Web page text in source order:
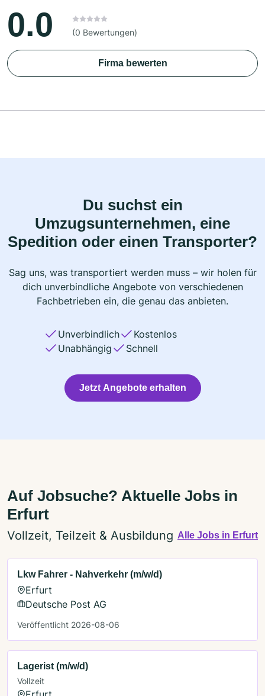
0.0 (0 Bewertungen)
Firma bewerten
Du suchst ein
Umzugsunternehmen, eine
Spedition oder einen Transporter?
Sag uns, was transportiert werden muss – wir holen für
dich unverbindliche Angebote von verschiedenen
Fachbetrieben ein, die genau das anbieten.
Unverbindlich
Kostenlos
Unabhängig
Schnell
Jetzt Angebote erhalten
Auf Jobsuche? Aktuelle Jobs in
Erfurt
Vollzeit, Teilzeit & Ausbildung Alle Jobs in Erfurt
Lkw Fahrer - Nahverkehr (m/w/d)
Erfurt
Deutsche Post AG
Veröffentlicht 2026-08-06
Lagerist (m/w/d)
Vollzeit